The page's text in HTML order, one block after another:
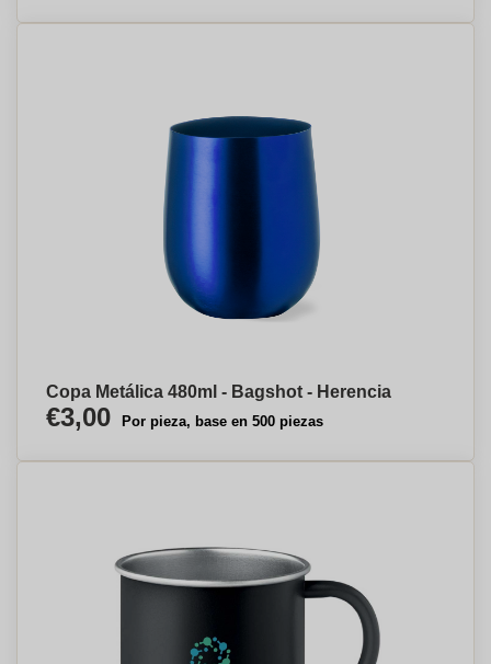
Copa Metálica 480ml - Bagshot - Herencia
€3,00 Por pieza, base en 500 piezas